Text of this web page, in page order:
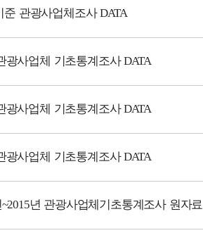
준 관광사업체조사 DATA
광사업체 기초통계조사 DATA
광사업체 기초통계조사 DATA
광사업체 기초통계조사 DATA
년 관광사업체기초통계조사 원자료